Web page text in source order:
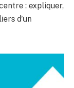
: expliquer,
d’un